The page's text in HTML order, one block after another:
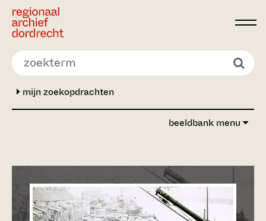
Ga direct naar de inhoud
mijn zoekopdrachten
beeldbank menu